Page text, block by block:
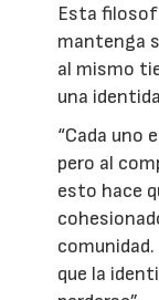
Esta
mantenga
al mismo
una
“Cada uno
pero al
esto hace
que la